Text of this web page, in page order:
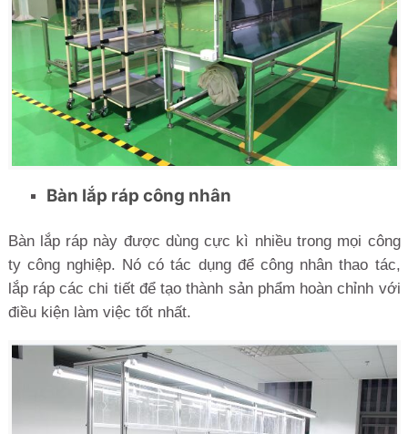
Bàn lắp ráp công nhân
Bàn lắp ráp này được dùng cực kì nhiều trong mọi công
ty công nghiệp. Nó có tác dụng để công nhân thao tác,
lắp ráp các chi tiết để tạo thành sản phẩm hoàn chỉnh với
điều kiện làm việc tốt nhất.